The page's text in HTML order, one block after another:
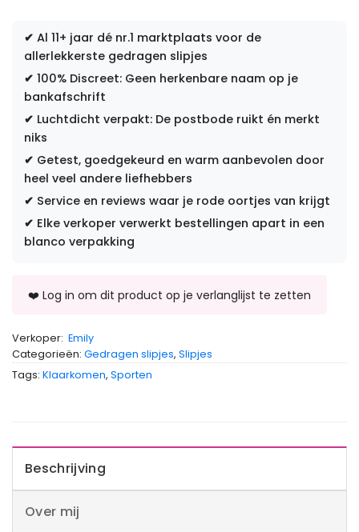
✔ Al 11+ jaar dé nr.1 marktplaats voor de
allerlekkerste gedragen slipjes
✔ 100% Discreet: Geen herkenbare naam op je
bankafschrift
✔ Luchtdicht verpakt: De postbode ruikt én merkt
niks
✔ Getest, goedgekeurd en warm aanbevolen door
heel veel andere liefhebbers
✔ Service en reviews waar je rode oortjes van krijgt
✔ Elke verkoper verwerkt bestellingen apart in een
blanco verpakking
Verkoper: Emily
Categorieën: Gedragen slipjes, Slipjes
Tags: Klaarkomen, Sporten
Beschrijving
Over mij